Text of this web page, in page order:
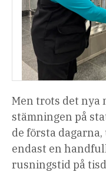
Men trots det nya
stämningen på
de första
endast en
rusningstid på